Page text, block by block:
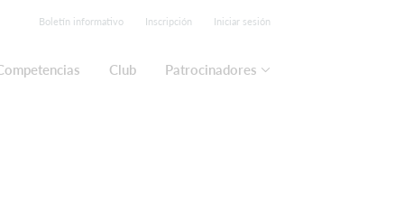
Boletín informativo Inscripción Iniciar sesión
Club Patrocinadores